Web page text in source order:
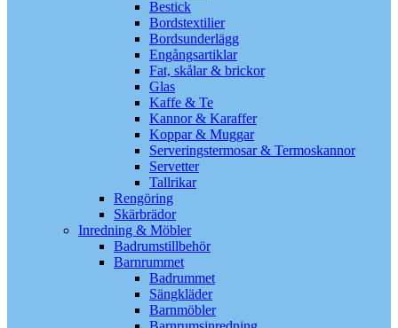
Bestick
Bordstextilier
Bordsunderlägg
Engångsartiklar
Fat, skålar & brickor
Glas
Kaffe & Te
Kannor & Karaffer
Koppar & Muggar
Serveringstermosar & Termoskannor
Servetter
Tallrikar
Rengöring
Skärbrädor
Inredning & Möbler
Badrumstillbehör
Barnrummet
Badrummet
Sängkläder
Barnmöbler